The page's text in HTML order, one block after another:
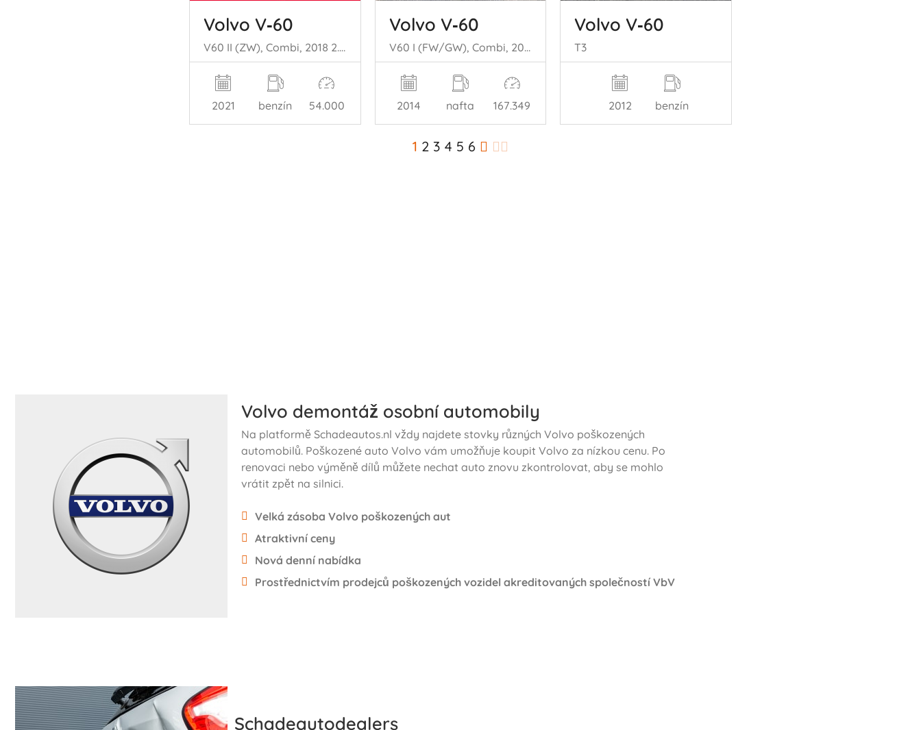
Volvo V‑60
V60 II (ZW), Combi, 2018 2.0 T6 16V Twin Engine
2021 benzín 54.000
Volvo V‑60
V60 I (FW/GW), Combi, 2010 / 2018 1.6 DRIVe
2014 nafta 167.349
Volvo V‑60
T3
2012 benzín
1 2 3 4 5 6
Volvo demontáž osobní automobily
Na platformě Schadeautos.nl vždy najdete stovky různých Volvo poškozených
automobilů. Poškozené auto Volvo vám umožňuje koupit Volvo za nízkou cenu. Po
renovaci nebo výměně dílů můžete nechat auto znovu zkontrolovat, aby se mohlo
vrátit zpět na silnici.
Velká zásoba Volvo poškozených aut
Atraktivní ceny
Nová denní nabídka
Prostřednictvím prodejců poškozených vozidel akreditovaných společností VbV
Schadeautodealers